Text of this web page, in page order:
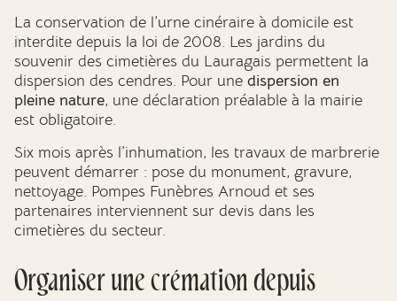
La conservation de l’urne cinéraire à domicile est
interdite depuis la loi de 2008. Les jardins du
souvenir des cimetières du Lauragais permettent la
dispersion des cendres. Pour une dispersion en
pleine nature, une déclaration préalable à la mairie
est obligatoire.
Six mois après l’inhumation, les travaux de marbrerie
peuvent démarrer : pose du monument, gravure,
nettoyage. Pompes Funèbres Arnoud et ses
partenaires interviennent sur devis dans les
cimetières du secteur.
Organiser une crémation depuis